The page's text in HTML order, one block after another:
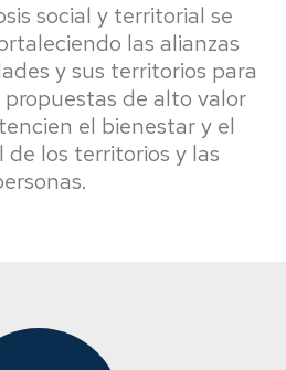
social y territorial se
las alianzas
y sus territorios para
de alto valor
el bienestar y el
de los territorios y las